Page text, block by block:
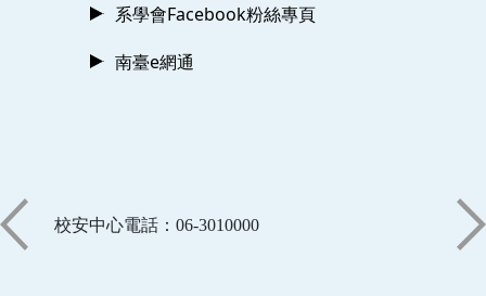
系學會Facebook粉絲專頁
南臺e網通
校安中心電話：06-3010000